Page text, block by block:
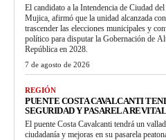
El candidato a la Intendencia de Ciudad
Mujica, afirmó que la unidad alcanzada
trascender las elecciones municipales y
político para disputar la Gobernación de
República en 2028.
7 de agosto de 2026
REGIÓN
PUENTE COSTA CAVALCANTI
SEGURIDAD Y PASARELA
El puente Costa Cavalcanti tendrá un
ciudadanía y mejoras en su pasarela